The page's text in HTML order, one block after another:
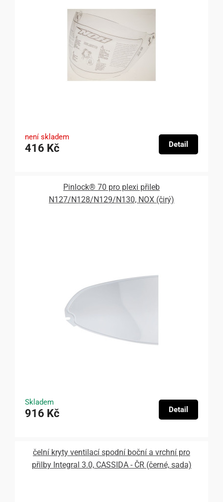
není skladem
416 Kč Detail
Pinlock® 70 pro plexi přileb
N127/N128/N129/N130, NOX (čirý)
Skladem
916 Kč Detail
čelní kryty ventilací spodní boční a vrchní pro
přilby Integral 3.0, CASSIDA - ČR (černé, sada)